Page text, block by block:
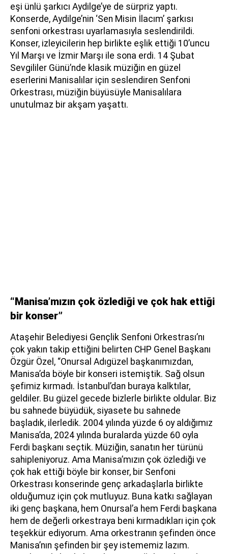
eşi ünlü şarkıcı Aydilge’ye de sürpriz yaptı.
Konserde, Aydilge’nin ‘Sen Misin İlacım’ şarkısı
senfoni orkestrası uyarlamasıyla seslendirildi.
Konser, izleyicilerin hep birlikte eşlik ettiği 10’uncu
Yıl Marşı ve İzmir Marşı ile sona erdi. 14 Şubat
Sevgililer Günü’nde klasik müziğin en güzel
eserlerini Manisalılar için seslendiren Senfoni
Orkestrası, müziğin büyüsüyle Manisalılara
unutulmaz bir akşam yaşattı.
“Manisa’mızın çok özlediği ve çok hak ettiği
bir konser”
Ataşehir Belediyesi Gençlik Senfoni Orkestrası’nı
çok yakın takip ettiğini belirten CHP Genel Başkanı
Özgür Özel, “Onursal Adıgüzel başkanımızdan,
Manisa’da böyle bir konseri istemiştik. Sağ olsun
şefimiz kırmadı. İstanbul’dan buraya kalktılar,
geldiler. Bu güzel gecede bizlerle birlikte oldular. Biz
bu sahnede büyüdük, siyasete bu sahnede
başladık, ilerledik. 2004 yılında yüzde 6 oy aldığımız
Manisa’da, 2024 yılında buralarda yüzde 60 oyla
Ferdi başkanı seçtik. Müziğin, sanatın her türünü
sahipleniyoruz. Ama Manisa’mızın çok özlediği ve
çok hak ettiği böyle bir konser, bir Senfoni
Orkestrası konserinde genç arkadaşlarla birlikte
olduğumuz için çok mutluyuz. Buna katkı sağlayan
iki genç başkana, hem Onursal’a hem Ferdi başkana
hem de değerli orkestraya beni kırmadıkları için çok
teşekkür ediyorum. Ama orkestranın şefinden önce
Manisa’nın şefinden bir şey istememiz lazım.